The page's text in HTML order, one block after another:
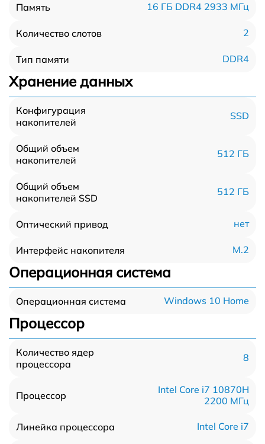
Память 16 ГБ DDR4 2933 МГц
Количество слотов 2
Тип памяти DDR4
Хранение данных
Конфигурация
накопителей
SSD
Общий объем
накопителей
512 ГБ
Общий объем
накопителей SSD
512 ГБ
Оптический привод нет
Интерфейс накопителя M.2
Операционная система
Операционная система Windows 10 Home
Процессор
Количество ядер
процессора
8
Процессор
Intel Core i7 10870H
2200 МГц
Линейка процессора Intel Core i7